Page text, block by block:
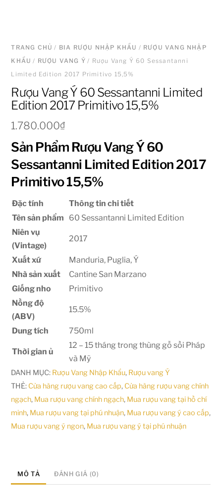
TRANG CHỦ / BIA RƯỢU NHẬP KHẨU / RƯỢU VANG NHẬP
KHẨU / RƯỢU VANG Ý / Rượu Vang Ý 60 Sessantanni
Limited Edition 2017 Primitivo 15,5%
Rượu Vang Ý 60 Sessantanni Limited
Edition 2017 Primitivo 15,5%
1.780.000₫
Sản Phẩm Rượu Vang Ý 60
Sessantanni Limited Edition 2017
Primitivo 15,5%
Đặc tính
Thông tin chi tiết
Tên sản phẩm
60 Sessantanni Limited Edition
Niên vụ
(Vintage)
2017
Xuất xứ
Manduria, Puglia, Ý
Nhà sản xuất
Cantine San Marzano
Giống nho
Primitivo
Nồng độ
(ABV)
15.5%
Dung tích 750ml
Thời gian ủ
12 – 15 tháng trong thùng gỗ sồi Pháp
và Mỹ
DANH MỤC: Rượu Vang Nhập Khẩu, Rượu vang Ý
THẺ: Cửa hàng rượu vang cao cấp, Cửa hàng rượu vang chính
ngạch, Mua rượu vang chính ngạch, Mua rượu vang tại hồ chí
minh, Mua rượu vang tại phú nhuận, Mua rượu vang ý cao cấp,
Mua rượu vang ý ngon, Mua rượu vang ý tại phú nhuận
MÔ TẢ ĐÁNH GIÁ (0)